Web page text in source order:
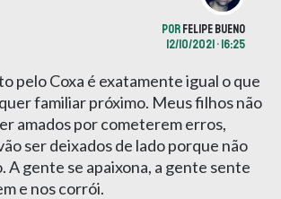
PORFELIPE BUENO
12/10/2021 • 16:25
pelo Coxa é exatamente igual o que
familiar próximo. Meus filhos não
amados por cometerem erros,
ser deixados de lado porque não
A gente se apaixona, a gente sente
e nos corrói.